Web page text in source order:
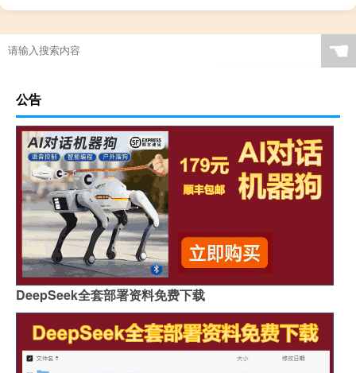
☚
公告
DeepSeek全套部署资料免费下载